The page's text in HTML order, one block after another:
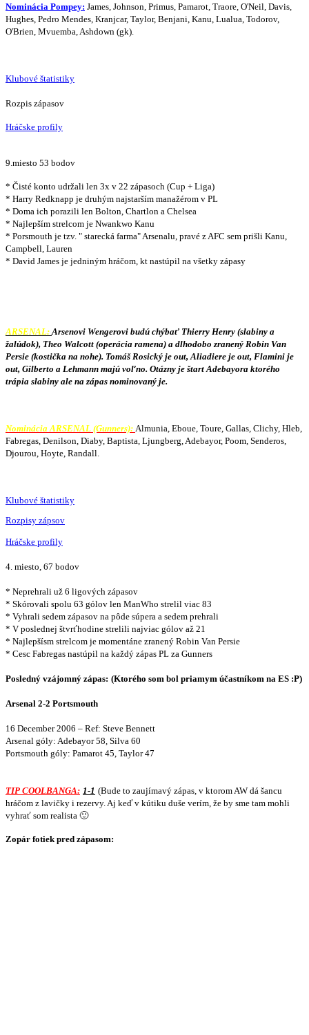
Nominácia Pompey: James, Johnson, Primus, Pamarot, Traore, O'Neil, Davis,
Hughes, Pedro Mendes, Kranjcar, Taylor, Benjani, Kanu, Lualua, Todorov,
O'Brien, Mvuemba, Ashdown (gk).
Klubové štatistiky
Rozpis zápasov
Hráčske profily
9.miesto 53 bodov
* Čisté konto udržali len 3x v 22 zápasoch (Cup + Liga)
* Harry Redknapp je druhým najstarším manažérom v PL
* Doma ich porazili len Bolton, Chartlon a Chelsea
* Najlepším strelcom je Nwankwo Kanu
* Porsmouth je tzv. " starecká farma" Arsenalu, pravé z AFC sem prišli Kanu,
Campbell, Lauren
* David James je jedniným hráčom, kt nastúpil na všetky zápasy
ARSENAL: Arsenovi Wengerovi budú chýbať Thierry Henry (slabiny a
žalúdok), Theo Walcott (operácia ramena) a dlhodobo zranený Robin Van
Persie (kostička na nohe). Tomáš Rosický je out, Aliadiere je out, Flamini je
out, Gilberto a Lehmann majú voľno. Otázny je štart Adebayora ktorého
trápia slabiny ale na zápas nominovaný je.
Nominácia ARSENAL (Gunners): Almunia, Eboue, Toure, Gallas, Clichy, Hleb,
Fabregas, Denilson, Diaby, Baptista, Ljungberg, Adebayor, Poom, Senderos,
Djourou, Hoyte, Randall.
Klubové štatistiky
Rozpisy zápsov
Hráčske profily
4. miesto, 67 bodov
* Neprehrali už 6 ligových zápasov
* Skórovali spolu 63 gólov len ManWho strelil viac 83
* Vyhrali sedem zápasov na pôde súpera a sedem prehrali
* V poslednej štvrťhodine strelili najviac gólov až 21
* Najlepšísm strelcom je momentáne zranený Robin Van Persie
* Cesc Fabregas nastúpil na každý zápas PL za Gunners
Posledný vzájomný zápas: (Ktorého som bol priamym účastníkom na ES :P)
Arsenal 2-2 Portsmouth
16 December 2006 – Ref: Steve Bennett
Arsenal góly: Adebayor 58, Silva 60
Portsmouth góly: Pamarot 45, Taylor 47
TIP COOLBANGA: 1-1 (Bude to zaujímavý zápas, v ktorom AW dá šancu
hráčom z lavičky i rezervy. Aj keď v kútiku duše verím, že by sme tam mohli
vyhrať som realista 🙂
Zopár fotiek pred zápasom: